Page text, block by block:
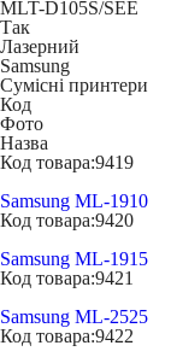
MLT-D105S/SEE
Так
Лазерний
Samsung
Сумісні принтери
Код
Фото
Назва
Код товара:9419
Samsung ML-1910
Код товара:9420
Samsung ML-1915
Код товара:9421
Samsung ML-2525
Код товара:9422